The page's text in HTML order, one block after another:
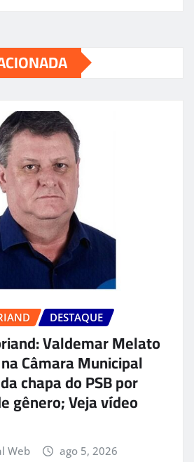
DESTAQUE
Valdemar Melato
Câmara Municipal
chapa do PSB por
gênero; Veja vídeo
Web ago 5, 2026